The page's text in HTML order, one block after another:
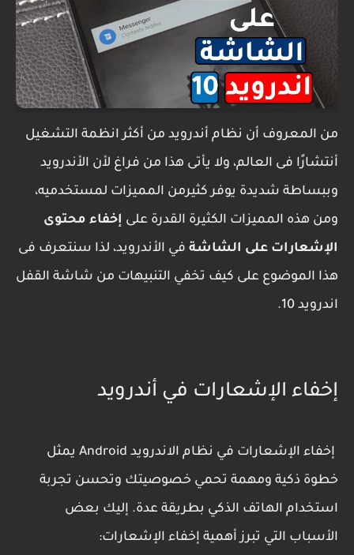
من المعروف أن نظام أندرويد من أكثر انظمة التشغيل
أنتشارًا فى العالم، ولا يأتى هذا من فراغ لأن الأندرويد
وببساطة شديدة يوفر كثيرمن المميزات لمستخدميه،
ومن هذه المميزات الكثيرة القدرة على إخفاء محتوى
الإشعارات على الشاشة في الأندرويد، لذا سنتعرف فى
هذا الموضوع على كيف تخفي التنبيهات من شاشة القفل
اندرويد 10.
إخفاء الإشعارات في أندرويد
إخفاء الإشعارات في نظام الاندرويد Android يمثل
خطوة ذكية ومهمة تحمي خصوصيتك وتحسن تجربة
استخدام الهاتف الذكي بطريقة عدة. إليك بعض
الأسباب التي تبرز أهمية إخفاء الإشعارات: